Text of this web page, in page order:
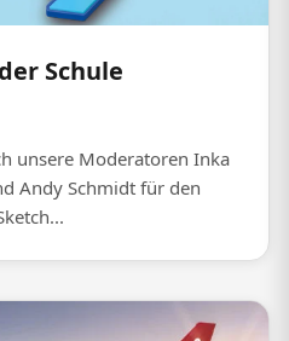
Schule
unsere Moderatoren Inka
Andy Schmidt für den